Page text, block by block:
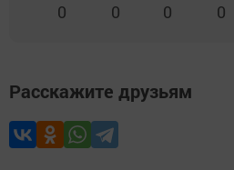
0 0 0 0
Расскажите друзьям